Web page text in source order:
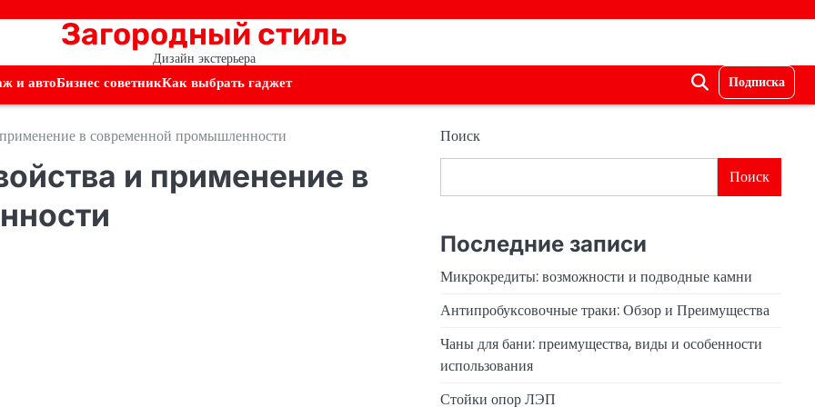
Загородный стиль
Дизайн экстерьера
и автоБизнес советникКак выбрать гаджет Подписка
в современной промышленности
и применение в
Поиск
Поиск
Последние записи
Микрокредиты: возможности и подводные камни
Антипробуксовочные траки: Обзор и Преимущества
Чаны для бани: преимущества, виды и особенности
использования
Стойки опор ЛЭП